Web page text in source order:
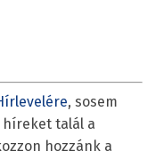
, sosem
híreket talál a
hozzánk a